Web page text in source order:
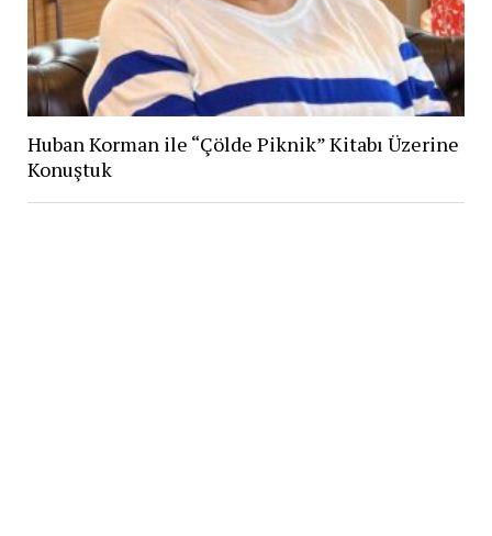
Huban Korman ile “Çölde Piknik” Kitabı Üzerine
Konuştuk